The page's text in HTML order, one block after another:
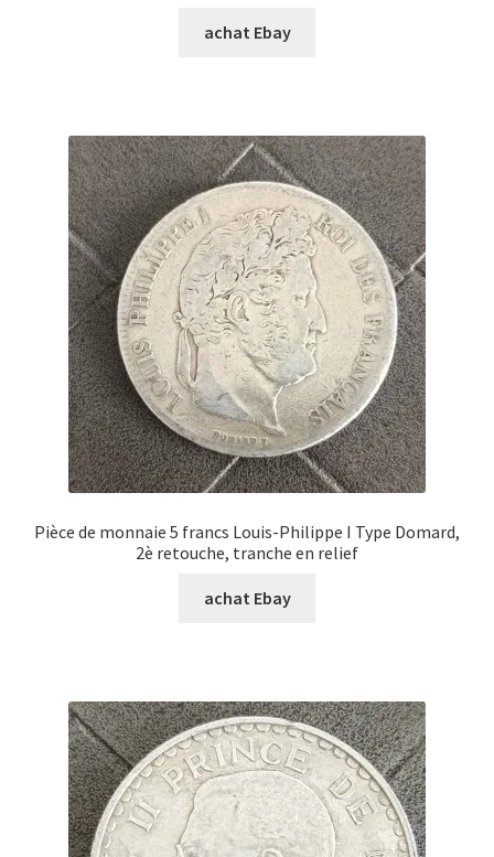
achat Ebay
Pièce de monnaie 5 francs Louis-Philippe I Type Domard,
2è retouche, tranche en relief
achat Ebay